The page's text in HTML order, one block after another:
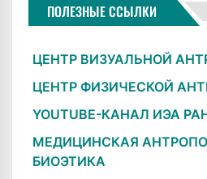
ПОЛЕЗНЫЕ ССЫЛКИ
ЦЕНТР ВИЗУАЛЬНОЙ
ЦЕНТР ФИЗИЧЕСКОЙ
YOUTUBE-КАНАЛ ИЭА
МЕДИЦИНСКАЯ
БИОЭТИКА